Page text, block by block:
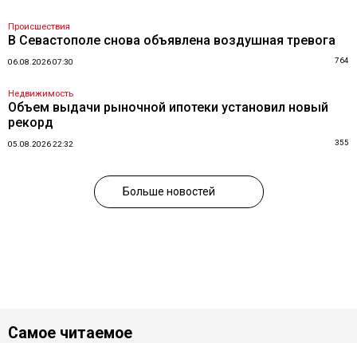
Происшествия
В Севастополе снова объявлена воздушная тревога
06.08.2026 07:30 764
Недвижимость
Объем выдачи рыночной ипотеки установил новый
рекорд
05.08.2026 22:32 355
Больше новостей
Самое читаемое